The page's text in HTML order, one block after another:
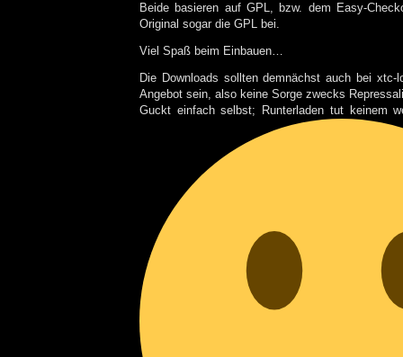
Beide basieren auf GPL, bzw. dem Easy-
Original sogar die GPL bei.
Viel Spaß beim Einbauen…
Die Downloads sollten demnächst auch bei xtc-
Angebot sein, also keine Sorge zwecks
Guckt einfach selbst; Runterladen tut keinem